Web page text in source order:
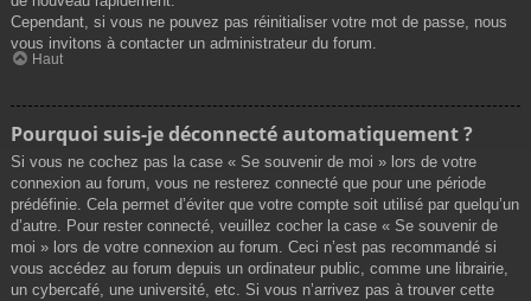
Cependant, si vous ne pouvez pas réinitialiser votre mot de passe, nous
vous invitons à contacter un administrateur du forum.
Haut
Pourquoi suis-je déconnecté automatiquement ?
Si vous ne cochez pas la case « Se souvenir de moi » lors de votre
connexion au forum, vous ne resterez connecté que pour une période
prédéfinie. Cela permet d’éviter que votre compte soit utilisé par quelqu’un
d’autre. Pour rester connecté, veuillez cocher la case « Se souvenir de
moi » lors de votre connexion au forum. Ceci n’est pas recommandé si
vous accédez au forum depuis un ordinateur public, comme une librairie,
un cybercafé, une université, etc. Si vous n’arrivez pas à trouver cette